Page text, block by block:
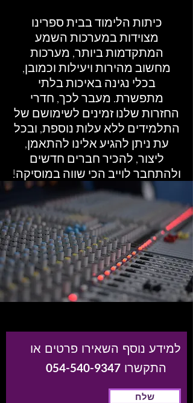
​כיתות הלימוד בבית ספרינו
מצוידות במערכות השמע
המתקדמות ביותר, מערכות
מחשוב מהירות ויעילות וכמובן,
בכלי נגינה באיכות בלתי
מתפשרת. מעבר לכך, חדרי
החזרות שלנו זמינים לשימושם של
התלמידים ללא עלות נוספת, ובכל
עת ניתן להגיע אלינו להתאמן,
ליצור, להכיר חברים חדשים
ולהתחבר לוייב הכי שווה במוסיקה!
התקשרו 054-540-9347
שלח